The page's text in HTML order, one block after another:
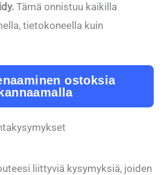
Tämä onnistuu kaikilla
tietokoneella kuin
ostoksia
liittyviä kysymyksiä, joiden